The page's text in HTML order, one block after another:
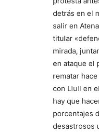
detrás en el
salir en
titular
mirada,
en ataque el
rematar
con Llull en
hay que
porcentajes
desastrosos